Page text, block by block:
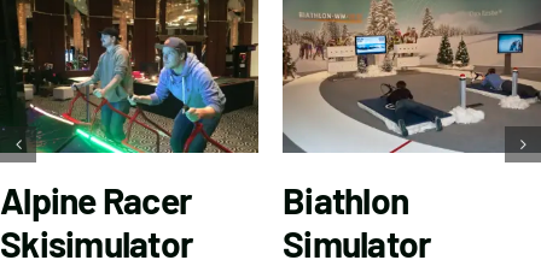
Alpine Racer
Skisimulator
Biathlon
Simulator